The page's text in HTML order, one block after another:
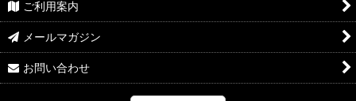
ご利用案内
メールマガジン
お問い合わせ